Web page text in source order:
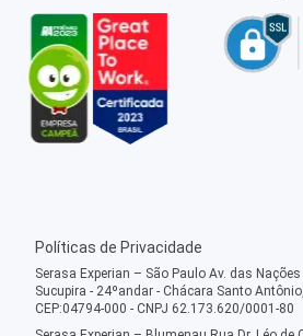
Políticas de Privacidade
Serasa Experian – São Paulo Av. das
Sucupira - 24ºandar - Chácara Santo
CEP:04794-000 - CNPJ 62.173.620/0001-80